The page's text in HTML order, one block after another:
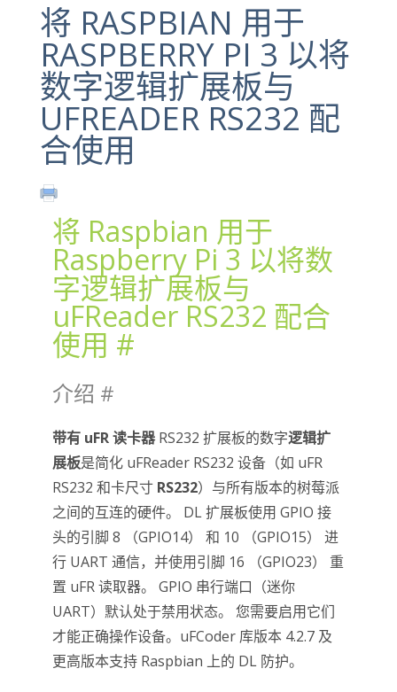
将 RASPBIAN 用于
RASPBERRY PI 3 以将
数字逻辑扩展板与
UFREADER RS232 配
合使用
将 Raspbian 用于
Raspberry Pi 3 以将数
字逻辑扩展板与
uFReader RS232 配合
使用 #
介绍 #
带有 uFR 读卡器RS232 扩展板的数字逻辑扩
展板是简化 uFReader RS232 设备（如 uFR
RS232 和卡尺寸 RS232）与所有版本的树莓派
之间的互连的硬件。 DL 扩展板使用 GPIO 接
头的引脚 8 （GPIO14） 和 10 （GPIO15） 进
行 UART 通信，并使用引脚 16 （GPIO23） 重
置 uFR 读取器。 GPIO 串行端口（迷你
UART）默认处于禁用状态。 您需要启用它们
才能正确操作设备。uFCoder 库版本 4.2.7 及
更高版本支持 Raspbian 上的 DL 防护。